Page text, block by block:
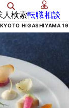
人検索転職相談
HIGASHIYAMA